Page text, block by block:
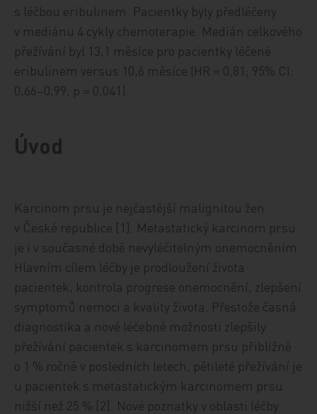
s léčbou eribulinem. Pacientky byly předléčeny
v mediánu 4 cykly chemoterapie. Medián celkového
přežívání byl 13,1 měsíce pro pacientky léčené
eribulinem versus 10,6 měsíce (HR = 0,81; 95% CI:
0,66–0,99; p = 0,041).
Úvod
Karcinom prsu je nejčastější malignitou žen
v České republice [1]. Metastatický karcinom prsu
je i v současné době nevyléčitelným onemocněním.
Hlavním cílem léčby je prodloužení života
pacientek, kontrola progrese onemocnění, zlepšení
symptomů nemoci a kvality života. Přestože časná
diagnostika a nové léčebné možnosti zlepšily
přežívání pacientek s karcinomem prsu přibližně
o 1 % ročně v posledních letech, pětileté přežívání je
u pacientek s metastatickým karcinomem prsu
nižší než 25 % [2]. Nové poznatky v oblasti léčby